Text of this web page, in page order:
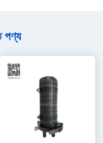
পণ্য